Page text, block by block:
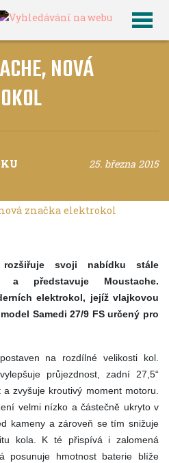
NOVÁ
25. března 2015
svoji nabídku stále
a představuje Moustache.
elektrokol, jejíž vlajkovou
Samedi 27/9 FS určený pro
na rozdílné velikosti kol.
průjezdnost, zadní 27,5“
zvyšuje kroutivý moment motoru.
velmi nízko a částečně ukryto v
kameny a zároveň se tím snižuje
kola. K té přispívá i zalomená
posunuje hmotnost baterie blíže